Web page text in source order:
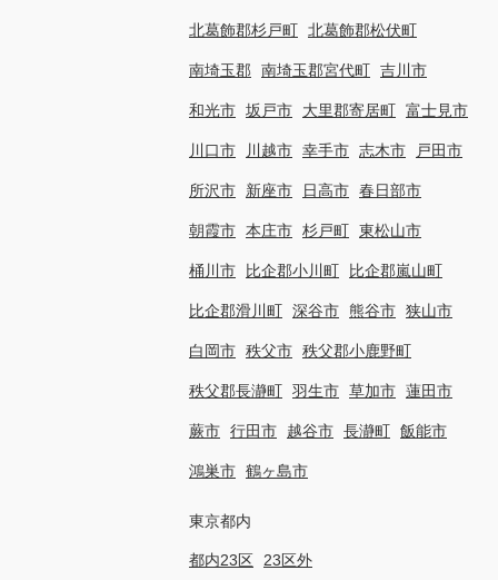
北葛飾郡杉戸町 北葛飾郡松伏町
南埼玉郡 南埼玉郡宮代町 吉川市
和光市 坂戸市 大里郡寄居町 富士見市
川口市 川越市 幸手市 志木市 戸田市
所沢市 新座市 日高市 春日部市
朝霞市 本庄市 杉戸町 東松山市
桶川市 比企郡小川町 比企郡嵐山町
比企郡滑川町 深谷市 熊谷市 狭山市
白岡市 秩父市 秩父郡小鹿野町
秩父郡長瀞町 羽生市 草加市 蓮田市
蕨市 行田市 越谷市 長瀞町 飯能市
鴻巣市 鶴ヶ島市
東京都内
都内23区 23区外